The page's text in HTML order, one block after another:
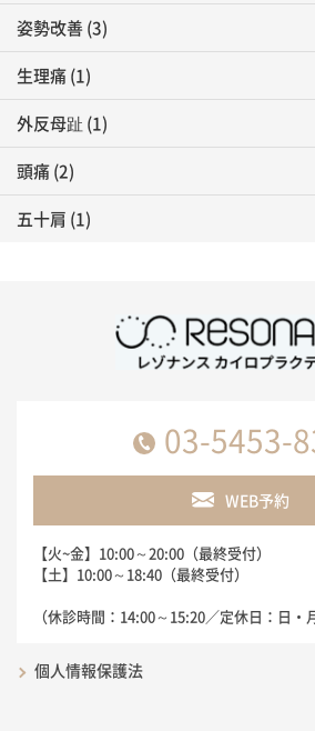
姿勢改善(3)
生理痛(1)
外反母趾 (1)
頭痛(2)
五十肩 (1)
03-5453-
WEB予約
【火~金】10:00～20:00（最終受付）
【土】10:00～18:40（最終受付）
（休診時間：14:00～15:20／定休日：日・
個人情報保護法